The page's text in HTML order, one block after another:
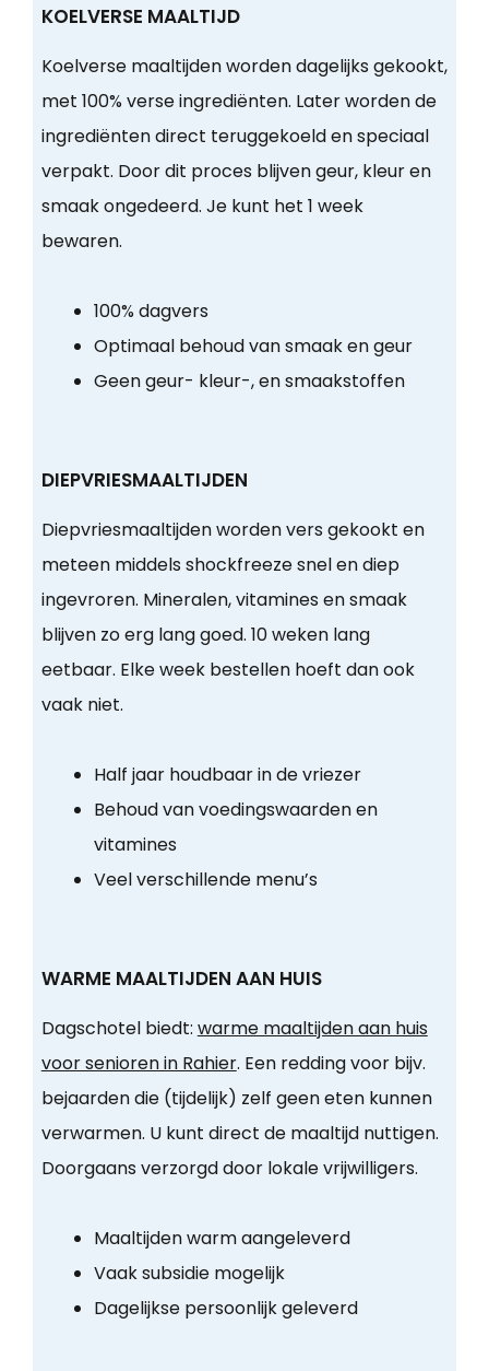
KOELVERSE MAALTIJD
Koelverse maaltijden worden dagelijks gekookt,
met 100% verse ingrediënten. Later worden de
ingrediënten direct teruggekoeld en speciaal
verpakt. Door dit proces blijven geur, kleur en
smaak ongedeerd. Je kunt het 1 week
bewaren.
100% dagvers
Optimaal behoud van smaak en geur
Geen geur- kleur-, en smaakstoffen
DIEPVRIESMAALTIJDEN
Diepvriesmaaltijden worden vers gekookt en
meteen middels shockfreeze snel en diep
ingevroren. Mineralen, vitamines en smaak
blijven zo erg lang goed. 10 weken lang
eetbaar. Elke week bestellen hoeft dan ook
vaak niet.
Half jaar houdbaar in de vriezer
Behoud van voedingswaarden en
vitamines
Veel verschillende menu’s
WARME MAALTIJDEN AAN HUIS
Dagschotel biedt: warme maaltijden aan huis
voor senioren in Rahier. Een redding voor bijv.
bejaarden die (tijdelijk) zelf geen eten kunnen
verwarmen. U kunt direct de maaltijd nuttigen.
Doorgaans verzorgd door lokale vrijwilligers.
Maaltijden warm aangeleverd
Vaak subsidie mogelijk
Dagelijkse persoonlijk geleverd